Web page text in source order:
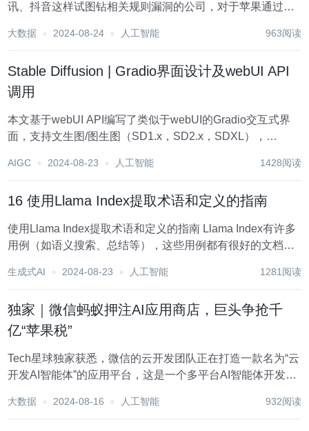
讯、抖音这样试图钻相关规则漏洞的公司，对于苹果通过应
开始失去耐心。但就在抱怨“苹果税”的同时，有能力的厂商
大数据 2024-08-24 人工智能 963阅读
Stable Diffusion | Gradio界面设计及webUI API
调用
本文基于webUI API编写了类似于webUI的Gradio交互式界
面，支持文生图/图生图（SD1.x，SD2.x，SDXL），
超分放大（Extras），图片信...
AIGC 2024-08-23 人工智能 1428阅读
16 使用Llama Index提取术语和定义的指南
使用Llama Index提取术语和定义的指南 Llama Index有许多
用例（如语义搜索、总结等），这些用例都有很好的文档记
特定的用例！ 在本教程中，我们将介绍使用Llama Ind...
生成式AI 2024-08-23 人工智能 1281阅读
独家｜微信蚂蚁押注AI应用商店，巨头争抢千
亿“苹果税”
Tech星球独家获悉，微信的云开发团队正在打造一款名为“云
开发AI智能体”的应用平台，这是一个多平台AI智能体开发框
台，用户可以实现0代码开发，打造专属个性化智能助手产
大数据 2024-08-16 人工智能 932阅读